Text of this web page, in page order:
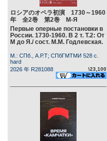
ロシアのオペラ初演 1730～1960
年 全2巻 第2巻 М-Я
Первые оперные постановки в
России. 1730-1960. В 2 т. Т.2: От
М до Я./ сост. М.М. Годлевская.
М.: СПб., А.Р.Т; СПбГМТМИ 528 c.
hard
2026 年 R281088
\23,100